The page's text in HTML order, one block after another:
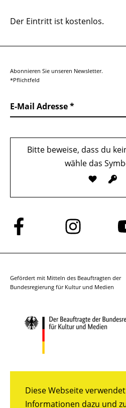
Diese Webseite
Informationen dazu und
Der Eintritt ist kostenlos.
Abonnieren Sie unseren Newsletter.
*Pflichtfeld
E-Mail Adresse
Bitte beweise, dass du
wähle das
Folge
uns
auf
Folge
uns
auf
Gefördert mit Mitteln des Beauftragten der
Bundesregierung für Kultur und Medien